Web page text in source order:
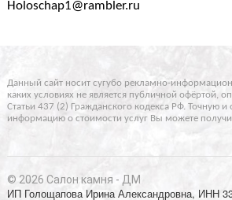
Holoschap1@rambler.ru
Данный сайт носит сугубо рекламно-
каких условиях не является публичной офёртой,
Статьи 437 (2) Гражданского кодекса РФ. Точную и
информацию о стоимости услуг Вы можете
© 2026 Салон камня - ДМ
ИП Голощапова Ирина Александровна, ИНН